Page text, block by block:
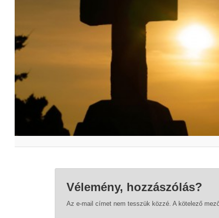
Vélemény, hozzászólás?
Az e-mail címet nem tesszük közzé. A kötelező